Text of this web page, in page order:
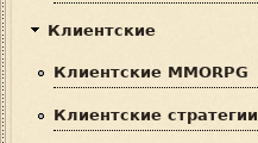
Клиентские
Клиентские MMORPG
Клиентские стратегии